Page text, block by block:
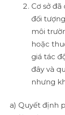
Cơ sở
đối
môi
hoặc
giá tác
đây và
nhưng
a) Quyết định